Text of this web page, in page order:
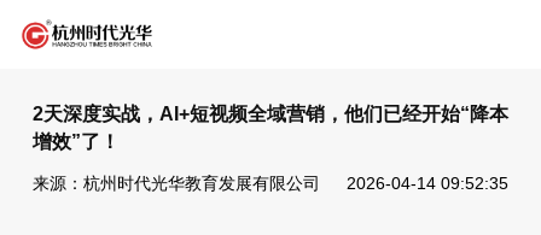
2天深度实战，AI+短视频全域营销，他们已经开始“降本
增效”了！
来源：杭州时代光华教育发展有限公司 2026-04-14 09:52:35